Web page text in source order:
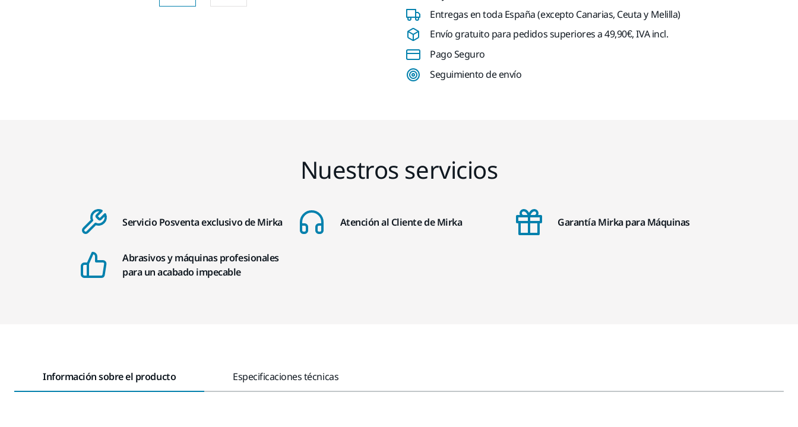
Entregas en toda España (excepto Canarias, Ceuta y Melilla)
Envío gratuito para pedidos superiores a 49,90€, IVA incl.
Pago Seguro
Seguimiento de envío
Nuestros servicios
Servicio Posventa exclusivo de Mirka Atención al Cliente de Mirka Garantía Mirka para Máquinas
Abrasivos y máquinas profesionales
para un acabado impecable
Información sobre el producto Especificaciones técnicas